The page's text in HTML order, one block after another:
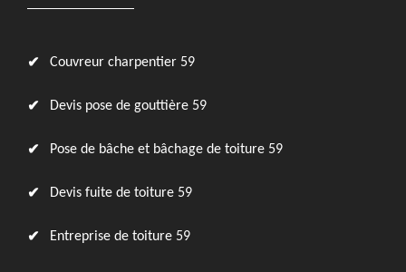
Couvreur charpentier 59
Devis pose de gouttière 59
Pose de bâche et bâchage de toiture 59
Devis fuite de toiture 59
Entreprise de toiture 59